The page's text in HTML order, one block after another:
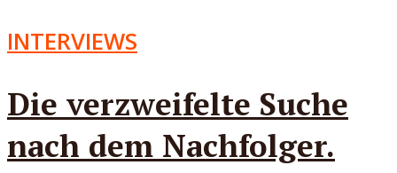
INTERVIEWS
Die verzweifelte Suche
nach dem Nachfolger.